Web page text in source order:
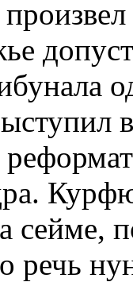
сейме,
речь